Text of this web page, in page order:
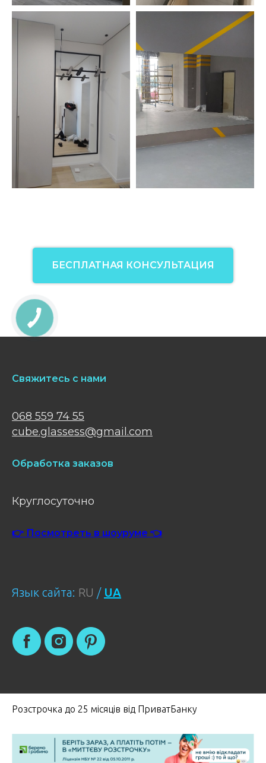
БЕСПЛАТНАЯ КОНСУЛЬТАЦИЯ
Свяжитесь с нами
068 559 74 55
cube.glassess@gmail.com
Обработка заказов
Круглосуточно
👉 Посмотреть в шоуруме 👈
Язык сайта: RU / UA
Розстрочка до 25 місяців від ПриватБанку